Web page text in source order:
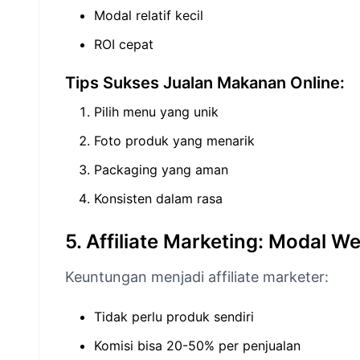
Modal relatif kecil
ROI cepat
Tips Sukses Jualan Makanan Online:
Pilih menu yang unik
Foto produk yang menarik
Packaging yang aman
Konsisten dalam rasa
5. Affiliate Marketing: Modal
Keuntungan menjadi affiliate marketer:
Tidak perlu produk sendiri
Komisi bisa 20-50% per penjualan